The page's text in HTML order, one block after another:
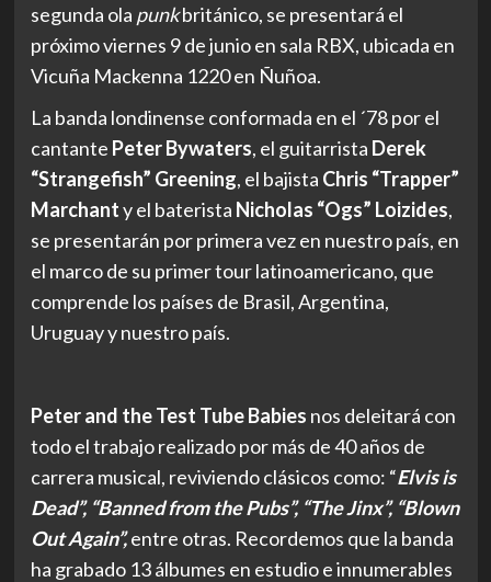
segunda ola punkbritánico, se presentará el
próximo viernes 9 de junio en sala RBX, ubicada en
Vicuña Mackenna 1220 en Ñuñoa.
La banda londinense conformada en el ´78 por el
cantante Peter Bywaters, el guitarrista Derek
“Strangefish” Greening, el bajista Chris “Trapper”
Marchanty el baterista Nicholas “Ogs” Loizides,
se presentarán por primera vez en nuestro país, en
el marco de su primer tour latinoamericano, que
comprende los países de Brasil, Argentina,
Uruguay y nuestro país.
Peter and the Test Tube Babies nos deleitará con
todo el trabajo realizado por más de 40 años de
carrera musical, reviviendo clásicos como: “Elvis is
Dead”, “Banned from the Pubs”, “The Jinx”, “Blown
Out Again”, entre otras. Recordemos que la banda
ha grabado 13 álbumes en estudio e innumerables